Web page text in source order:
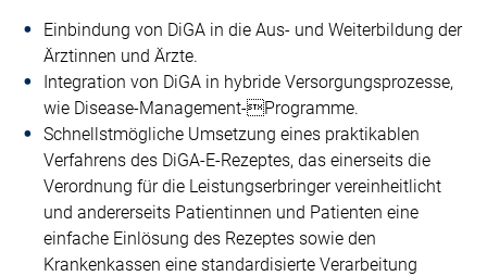
Einbindung von DiGA in die Aus- und Weiterbildung der
Ärztinnen und Ärzte.
Integration von DiGA in hybride Versorgungsprozesse,
wie Disease-Management-Programme.
Schnellstmögliche Umsetzung eines praktikablen
Verfahrens des DiGA-E-Rezeptes, das einerseits die
Verordnung für die Leistungserbringer vereinheitlicht
und andererseits Patientinnen und Patienten eine
einfache Einlösung des Rezeptes sowie den
Krankenkassen eine standardisierte Verarbeitung